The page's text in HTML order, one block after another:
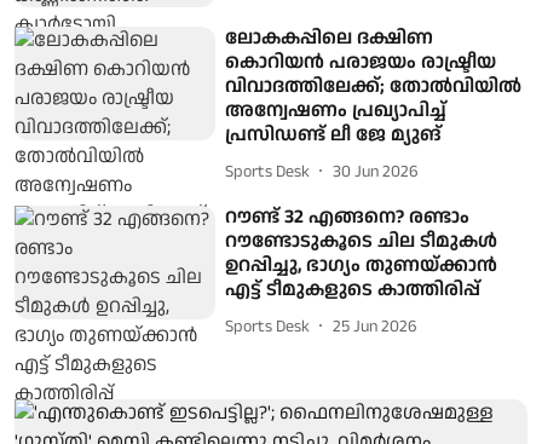
ലോകകപ്പിലെ ദക്ഷിണ
കൊറിയൻ പരാജയം രാഷ്ട്രീയ
വിവാദത്തിലേക്ക്; തോൽവിയിൽ
അന്വേഷണം പ്രഖ്യാപിച്ച്
പ്രസിഡണ്ട് ലീ ജേ മ്യുങ്
Sports Desk 30 Jun 2026
റൗണ്ട് 32 എങ്ങനെ? രണ്ടാം
റൗണ്ടോടുകൂടെ ചില ടീമുകൾ
ഉറപ്പിച്ചു, ഭാഗ്യം തുണയ്ക്കാൻ
എട്ട് ടീമുകളുടെ കാത്തിരിപ്പ്
Sports Desk 25 Jun 2026